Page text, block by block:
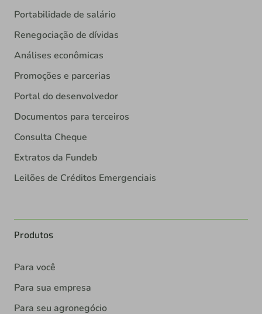
Portabilidade de salário
Renegociação de dívidas
Análises econômicas
Promoções e parcerias
Portal do desenvolvedor
Documentos para terceiros
Consulta Cheque
Extratos da Fundeb
Leilões de Créditos Emergenciais
Produtos
Para você
Para sua empresa
Para seu agronegócio